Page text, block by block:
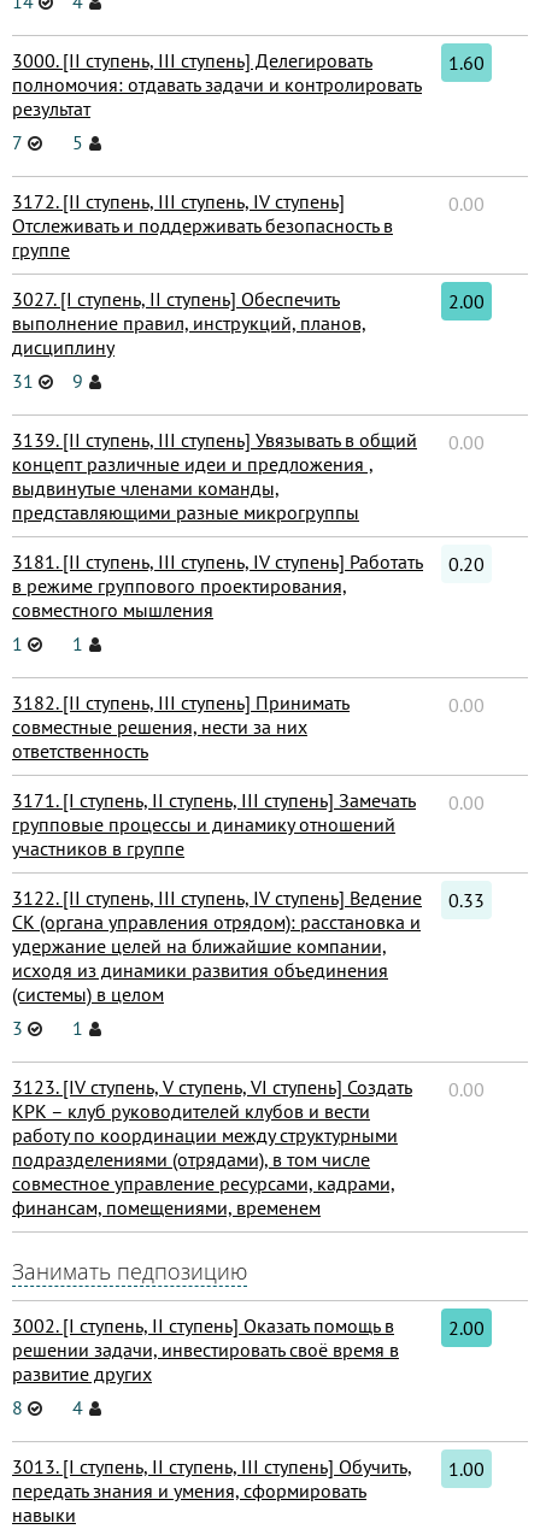
3000. [II ступень, III ступень] Делегировать
полномочия: отдавать задачи и контролировать
результат
7
5
1.60
3172. [II ступень, III ступень, IV ступень]
Отслеживать и поддерживать безопасность в
группе
0.00
3027. [I ступень, II ступень] Обеспечить
выполнение правил, инструкций, планов,
дисциплину
31
9
2.00
3139. [II ступень, III ступень] Увязывать в общий
концепт различные идеи и предложения ,
выдвинутые членами команды,
представляющими разные микрогруппы
0.00
3181. [II ступень, III ступень, IV ступень] Работать
в режиме группового проектирования,
совместного мышления
1
1
0.20
3182. [II ступень, III ступень] Принимать
совместные решения, нести за них
ответственность
0.00
3171. [I ступень, II ступень, III ступень] Замечать
групповые процессы и динамику отношений
участников в группе
0.00
3122. [II ступень, III ступень, IV ступень] Ведение
СК (органа управления отрядом): расстановка и
удержание целей на ближайшие компании,
исходя из динамики развития объединения
(системы) в целом
3
1
0.33
3123. [IV ступень, V ступень, VI ступень] Создать
КРК – клуб руководителей клубов и вести
работу по координации между структурными
подразделениями (отрядами), в том числе
совместное управление ресурсами, кадрами,
финансам, помещениями, временем
0.00
Занимать педпозицию
3002. [I ступень, II ступень] Оказать помощь в
решении задачи, инвестировать своё время в
развитие других
8
4
2.00
3013. [I ступень, II ступень, III ступень] Обучить,
передать знания и умения, сформировать
навыки
1.00